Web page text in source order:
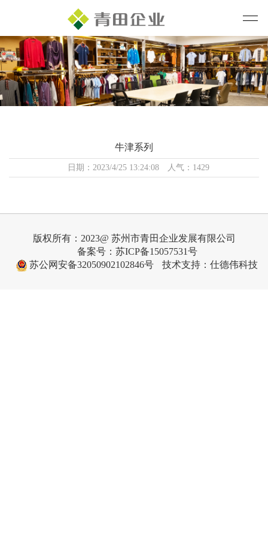
牛津系列
日期：2023/4/25 13:24:08 人气：1429
版权所有：2023@ 苏州市青田企业发展有限公司
备案号：苏ICP备15057531号
苏公网安备32050902102846号
技术支持：仕德伟科技